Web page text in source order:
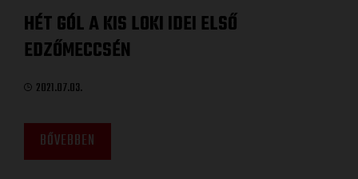
HÉT GÓL A KIS LOKI IDEI ELSŐ
EDZŐMECCSÉN
2021.07.03.
BŐVEBBEN